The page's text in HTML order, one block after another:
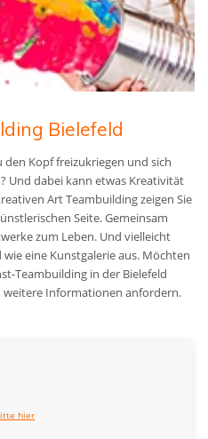
Bielefeld
den Kopf freizukriegen und sich
Und dabei kann etwas Kreativität
Art Teambuilding zeigen Sie
Seite. Gemeinsam
zum Leben. Und vielleicht
eine Kunstgalerie aus. Möchten
Teambuilding in der Bielefeld
weitere Informationen anfordern.
hier